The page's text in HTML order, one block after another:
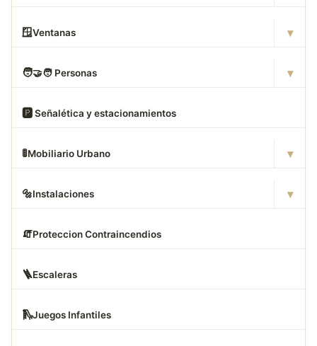
🪟Ventanas ▾
🧑‍🤝‍🧑 Personas ▾
🅿️ Señalética y estacionamientos
🚦Mobiliario Urbano ▾
🔩Instalaciones ▾
🧯Proteccion Contraincendios
🪜Escaleras
🛝Juegos Infantiles